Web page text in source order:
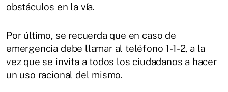
obstáculos en la vía.
Por último, se recuerda que en caso de
emergencia debe llamar al teléfono 1-1-2, a la
vez que se invita a todos los ciudadanos a hacer
un uso racional del mismo.